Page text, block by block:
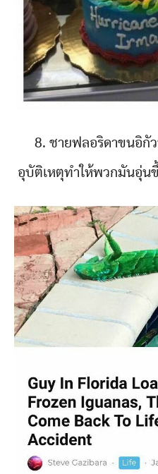
8. ชายฟลอริดาขนอิกั
อุบัติเหตุทำให้พวกมันอุ่น